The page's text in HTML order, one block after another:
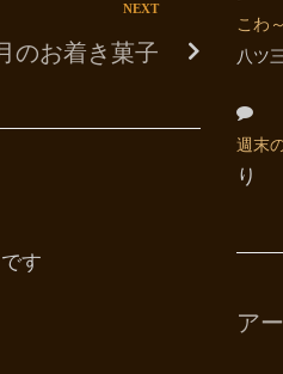
NEXT
のお着き菓子
す
こわ
八ツ
週末
り
ア